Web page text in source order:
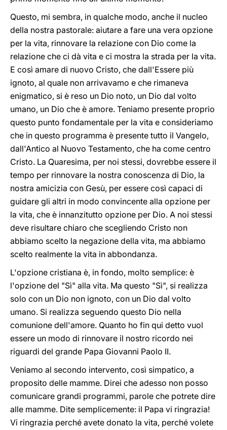
Questo, mi sembra, in qualche modo, anche il nucleo
della nostra pastorale: aiutare a fare una vera opzione
per la vita, rinnovare la relazione con Dio come la
relazione che ci dà vita e ci mostra la strada per la vita.
E così amare di nuovo Cristo, che dall'Essere più
ignoto, al quale non arrivavamo e che rimaneva
enigmatico, si è reso un Dio noto, un Dio dal volto
umano, un Dio che è amore. Teniamo presente proprio
questo punto fondamentale per la vita e consideriamo
che in questo programma è presente tutto il Vangelo,
dall'Antico al Nuovo Testamento, che ha come centro
Cristo. La Quaresima, per noi stessi, dovrebbe essere il
tempo per rinnovare la nostra conoscenza di Dio, la
nostra amicizia con Gesù, per essere così capaci di
guidare gli altri in modo convincente alla opzione per
la vita, che è innanzitutto opzione per Dio. A noi stessi
deve risultare chiaro che scegliendo Cristo non
abbiamo scelto la negazione della vita, ma abbiamo
scelto realmente la vita in abbondanza.
L'opzione cristiana è, in fondo, molto semplice: è
l'opzione del "Sì" alla vita. Ma questo "Sì", si realizza
solo con un Dio non ignoto, con un Dio dal volto
umano. Si realizza seguendo questo Dio nella
comunione dell'amore. Quanto ho fin qui detto vuol
essere un modo di rinnovare il nostro ricordo nei
riguardi del grande Papa Giovanni Paolo II.
Veniamo al secondo intervento, così simpatico, a
proposito delle mamme. Direi che adesso non posso
comunicare grandi programmi, parole che potrete dire
alle mamme. Dite semplicemente: il Papa vi ringrazia!
Vi ringrazia perché avete donato la vita, perché volete